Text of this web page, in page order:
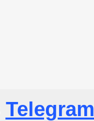
Telegram